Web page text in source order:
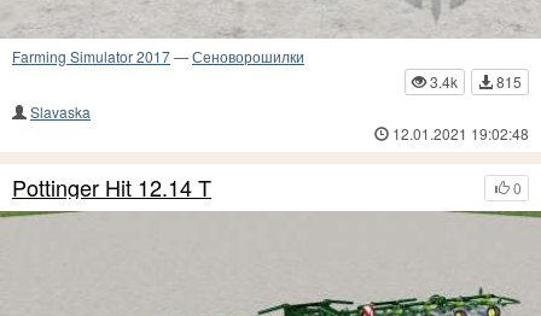
Farming Simulator 2017—Сеноворошилки
3.4k
815
Slavaska
12.01.2021 19:02:48
0
Pottinger Hit 12.14 T